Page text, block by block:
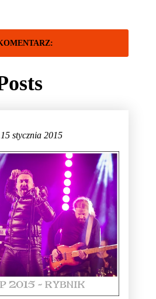
15 stycznia 2015